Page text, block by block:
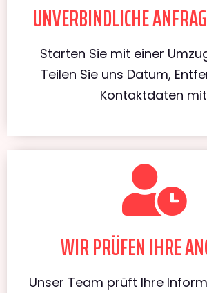
UNVERBINDLICHE
Starten Sie mit einer
Teilen Sie uns Datum,
Kontaktdaten
WIR PRÜFEN IHRE
Unser Team prüft Ihre